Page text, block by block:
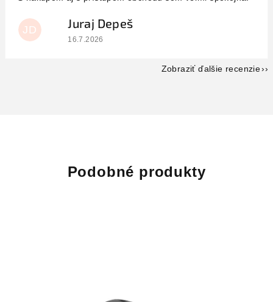
JD Juraj Depeš
Hodnotenie obchodu je 5 z 5 hviezdičiek.
16.7.2026
Zobraziť ďalšie recenzie
Podobné produkty